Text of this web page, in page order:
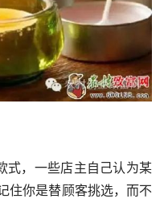
式，一些店主自己认为某
住你是替顾客挑选，而不